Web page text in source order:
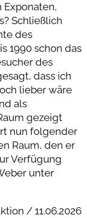
Schließlich
des
1990 schon das
des
dass ich
lieber wäre
als
gezeigt
nun folgender
Raum, den er
Verfügung
unter
/ 11.06.2026